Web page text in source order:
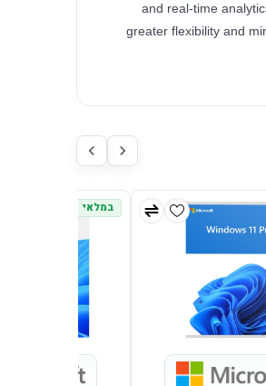
and real-time
greater flexibility and
במלאי